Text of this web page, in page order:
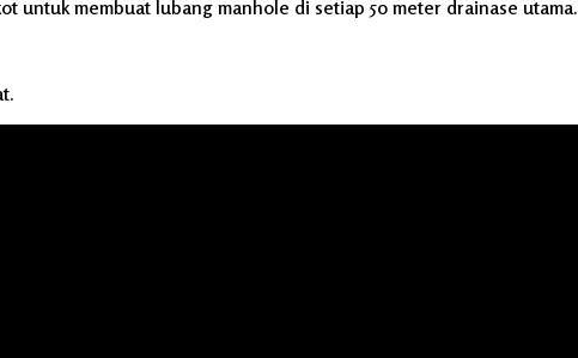
untuk membuat lubang manhole di setiap 50 meter drainase utama.